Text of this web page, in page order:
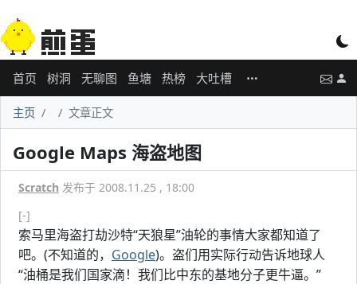
首页 树洞 无聊图 鱼塘 热榜 大吐槽
主页 文章正文
Google Maps 海盗地图
Scratch 发布于 2008.11.25 , 18:00
[-]
索马里海盗打劫沙特“天狼星”油轮的事情大家都知道了
吧。(不知道的， Google)。盗们用实际行动告诉地球人
“油桶是我们国家滴！我们比中东的基地分子更牛逼。”